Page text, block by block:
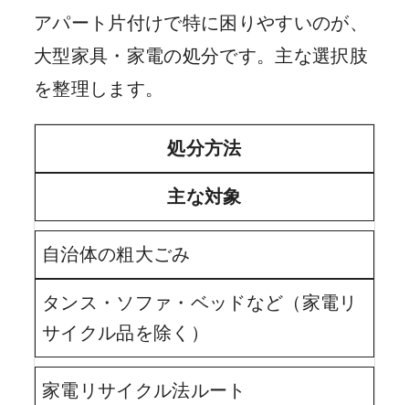
アパート片付けで特に困りやすいのが、
大型家具・家電の処分です。主な選択肢
を整理します。
処分方法
主な対象
自治体の粗大ごみ
タンス・ソファ・ベッドなど（家電リ
サイクル品を除く）
家電リサイクル法ルート